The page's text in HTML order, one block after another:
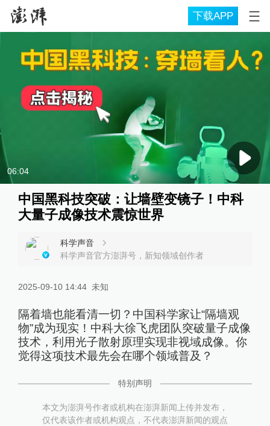
下载APP
06:04
中国黑科技突破：让墙壁变镜子！中科
大量子成像技术震惊世界
科学声音
科学声音官方澎湃号，新知领域创作者
2025-09-10 14:44 未知
隔着墙也能看清一切？中国科学家让“隔墙观
物”成为现实！中科大徐飞虎团队突破量子成像
技术，利用光子散射原理实现非视域成像。你
觉得这项技术最先会在哪个领域普及？
特别声明
本文为澎湃号作者或机构在澎湃新闻上传并发布，
仅代表该作者或机构观点，不代表澎湃新闻的观点